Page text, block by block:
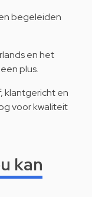
begeleiden
en het
plus.
klantgericht en
voor kwaliteit
kan